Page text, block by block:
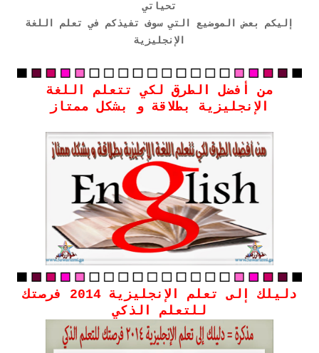
تحياتي
إليكم بعض الموضيع التي سوف تفيذكم في تعلم اللغة
الإنجليزية
من أفضل الطرق لكي تتعلم اللغة
الإنجليزية بطلاقة و بشكل ممتاز
دليلك إلى تعلم الإنجليزية 2014 فرصتك
للتعلم الذكي